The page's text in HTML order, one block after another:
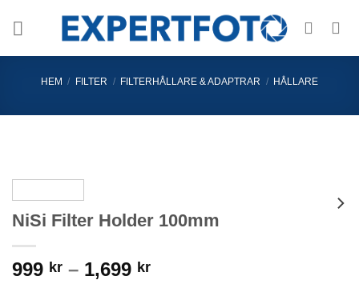
HEM / FILTER / FILTERHÅLLARE & ADAPTRAR / HÅLLARE
NiSi Filter Holder 100mm
999 kr – 1,699 krPrisintervall: